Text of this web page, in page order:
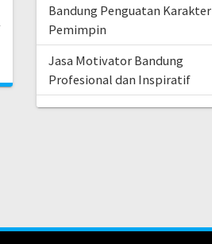
Bandung Penguatan Karakter
Pemimpin
Jasa Motivator Bandung
Profesional dan Inspiratif